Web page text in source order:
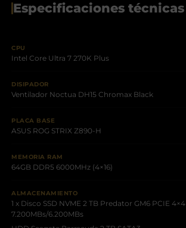
Especificaciones técnicas
CPU
Intel Core Ultra 7 270K Plus
DISIPADOR
Ventilador Noctua DH15 Chromax Black
PLACA BASE
ASUS ROG STRIX Z890-H
MEMORIA RAM
64GB DDR5 6000MHz (4×16)
ALMACENAMIENTO
1 x Disco SSD NVME 2 TB Predator GM6 PCIE 4×4
7.200MBs/6.200MBs